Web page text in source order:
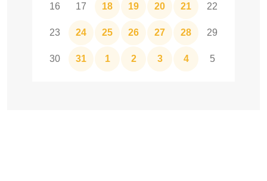
16 17 18 19 20 21 22
23 24 25 26 27 28 29
30 31 1 2 3 4 5